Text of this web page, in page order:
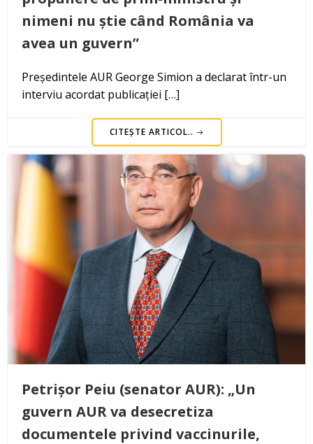
nimeni nu știe când România va
avea un guvern”
Președintele AUR George Simion a declarat într-un
interviu acordat publicației […]
CITEȘTE ARTICOL..
Petrișor Peiu (senator AUR): „Un
guvern AUR va desecretiza
documentele privind vaccinurile,